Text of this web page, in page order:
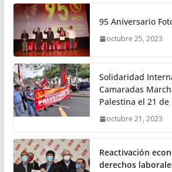
95 Aniversario
octubre 25, 2023
Solidaridad
Camaradas
Palestina el 21
octubre 21, 2023
Reactivación
derechos